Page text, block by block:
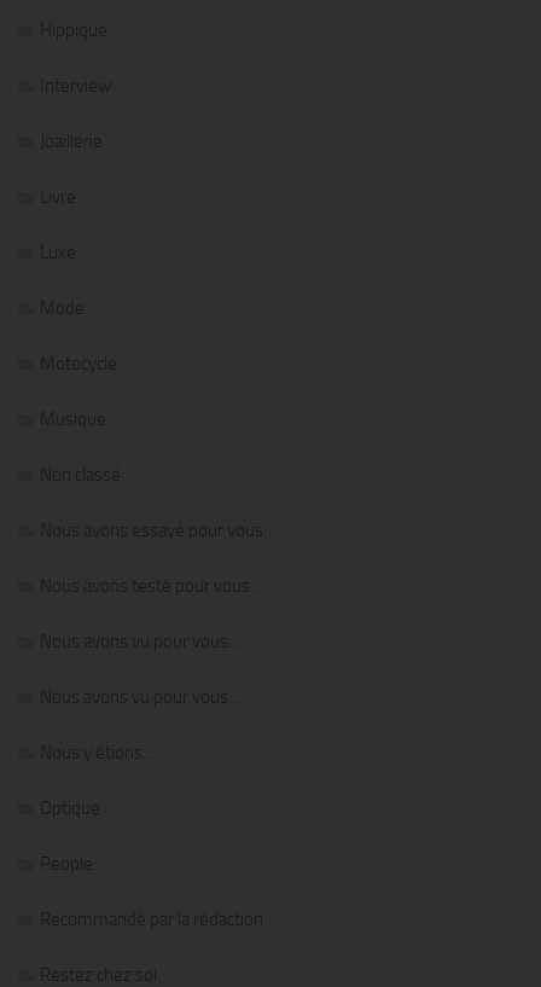
Hippique
Interview
Joaillerie
Livre
Luxe
Mode
Motocycle
Musique
Non classé
Nous avons essayé pour vous…
Nous avons testé pour vous…
Nous avons vu pour vous…
Nous avons vu pour vous…
Nous y étions…
Optique
People
Recommandé par la rédaction
Restez chez soi